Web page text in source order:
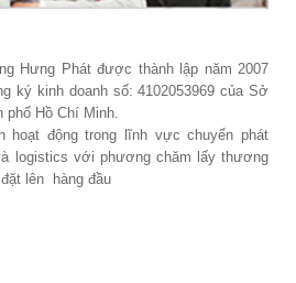
Hưng Phát được thành lập năm 2007
ký kinh doanh số: 4102053969 của Sở
Hồ Chí Minh.
hoạt động trong lĩnh vực chuyển phát
logistics với phương chăm lấy thương
lên hàng đầu